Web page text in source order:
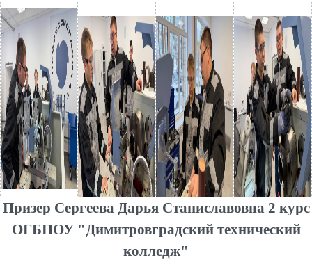
Призер Сергеева Дарья Станиславовна 2 курс
ОГБПОУ "Димитровградский технический
колледж"